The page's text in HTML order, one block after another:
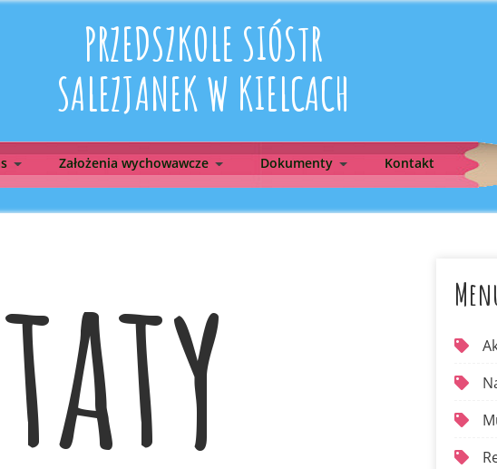
PRZEDSZKOLE SIÓSTR
SALEZJANEK W KIELCACH
Założenia wychowawcze Dokumenty Kontakt